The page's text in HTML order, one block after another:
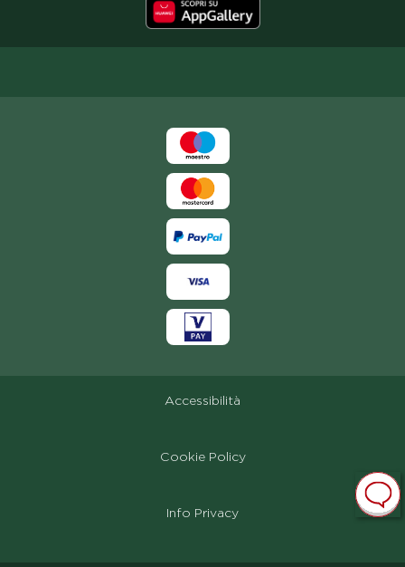
Info Privacy
Cookie Policy
Accessibilità